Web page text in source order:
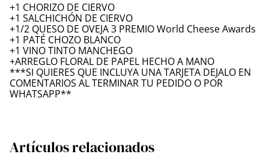
+1 CHORIZO DE CIERVO
+1 SALCHICHÓN DE CIERVO
+1/2 QUESO DE OVEJA 3 PREMIO World Cheese Awards
+1 PATÉ CHOZO BLANCO
+1 VINO TINTO MANCHEGO
+ARREGLO FLORAL DE PAPEL HECHO A MANO
***SI QUIERES QUE INCLUYA UNA TARJETA DEJALO EN
COMENTARIOS AL TERMINAR TU PEDIDO O POR
WHATSAPP**
Artículos relacionados